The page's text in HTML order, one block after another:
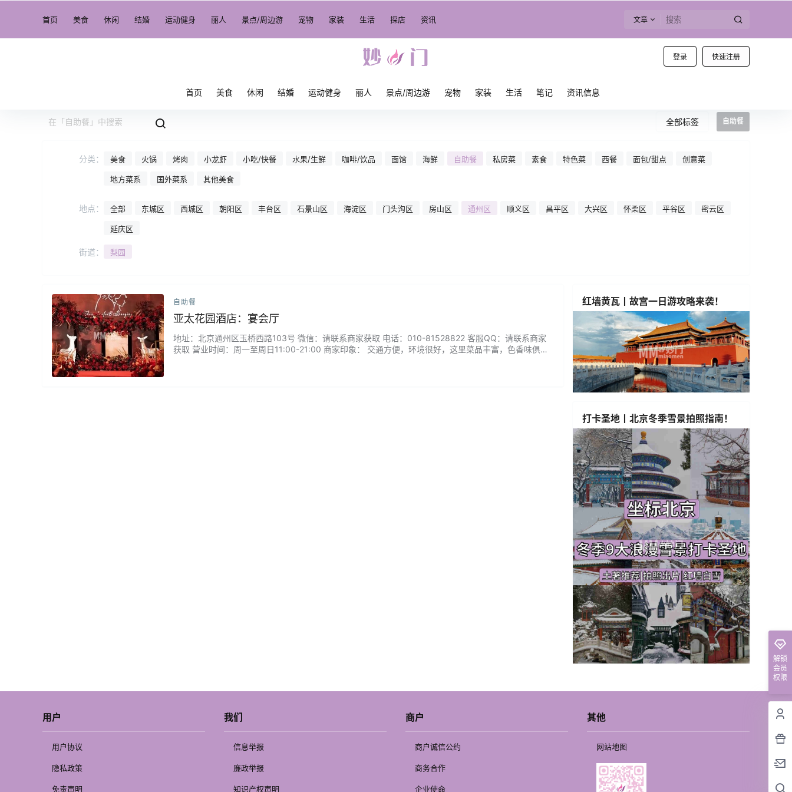
首页 美食 休闲 结婚 运动健身 丽人 景点/周边游 宠物 家装 生活 探店 资讯 文章
登录 快速注册
首页 美食 休闲 结婚 运动健身 丽人 景点/周边游 宠物 家装 生活 笔记 资讯信息
全部标签 自助餐
分类： 美食 火锅 烤肉 小龙虾 小吃/快餐 水果/生鲜 咖啡/饮品 面馆 海鲜 自助餐 私房菜 素食 特色菜 西餐 面包/甜点 创意菜
地方菜系 国外菜系 其他美食
地点： 全部 东城区 西城区 朝阳区 丰台区 石景山区 海淀区 门头沟区 房山区 通州区 顺义区 昌平区 大兴区 怀柔区 平谷区 密云区
延庆区
街道： 梨园
自助餐
亚太花园酒店：宴会厅
地址：北京通州区玉桥西路103号 微信：请联系商家获取 电话：010-81528822 客服QQ：请联系商家
获取 营业时间：周一至周日11:00-21:00 商家印象： 交通方便，环境很好，这里菜品丰富，色香味俱
红墙黄瓦丨故宫一日游攻略来袭！
打卡圣地丨北京冬季雪景拍照指南！
解锁
会员
权限
用户
用户协议
隐私政策
免责声明
我们
信息举报
廉政举报
知识产权声明
商户
商户诚信公约
商务合作
企业使命
其他
网站地图